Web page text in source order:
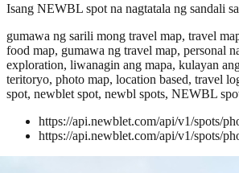
Isang NEWBL spot na nagtatala ng sandali
gumawa ng sarili mong travel map, travel
food map, gumawa ng travel map, personal
exploration, liwanagin ang mapa, kulayan
teritoryo, photo map, location based, travel
spot, newblet spot, newbl spots, NEWBL
https://api.newblet.com/api/v1/spots/
https://api.newblet.com/api/v1/spots/